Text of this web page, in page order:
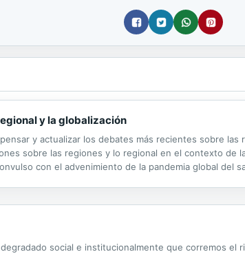
y la globalización
y actualizar los debates más recientes sobre las
sobre las regiones y lo regional en el contexto de
con el advenimiento de la pandemia global del
social e institucionalmente que corremos el